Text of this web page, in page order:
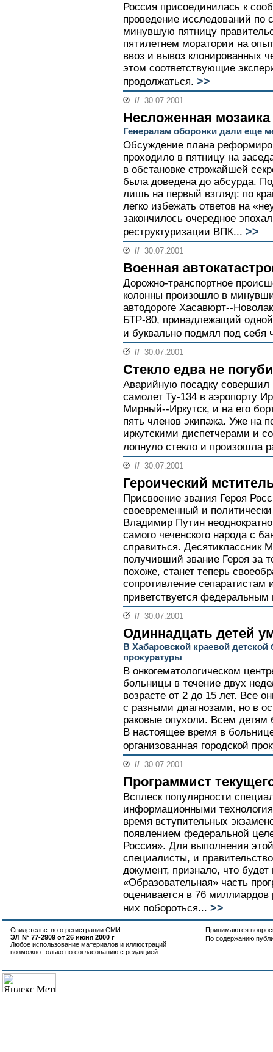
Россия присоединилась к
проведение исследований по
минувшую пятницу
пятилетнем моратории на
ввоз и вывоз клонированных
этом соответствующие
продолжаться. >>
// 30.07.2001
Несложенная мозаика
Генералам оборонки дали еще
Обсуждение плана
проходило в пятницу на
в обстановке строжайшей
была доведена до абсурда.
лишь на первый взгляд: по
легко избежать ответов на
закончилось очередное
реструктуризации ВПК... >>
// 30.07.2001
Военная
Дорожно-транспортное
колонны произошло в
автодороге Хасавюрт--
БТР-80, принадлежащий
и буквально подмял под себя
// 30.07.2001
Стекло едва не
Аварийную посадку совершил
самолет Ту-134 в аэропорту
Мирный--Иркутск, и на его
пять членов экипажа. Уже на
иркутскими диспетчерами и
лопнуло стекло и произошла
// 30.07.2001
Героический
Присвоение звания Героя
своевременный и
Владимир Путин
самого чеченского народа с
справиться. Десятиклассник
получивший звание Героя за
похоже, станет теперь
сопротивление сепаратистам
приветствуется федеральным
// 30.07.2001
Одиннадцать детей
В Хабаровской краевой
прокуратуры
В онкогематологическом
больницы в течение двух
возрасте от 2 до 15 лет. Все
с разными диагнозами, но в
раковые опухоли. Всем детям
В настоящее время в
организованная городской
// 30.07.2001
Программист
Всплеск популярности
информационными
время вступительных
появлением федеральной
Россия». Для выполнения
специалисты, и
документ, признало, что будет
«Образовательная» часть
оценивается в 76
них побороться... >>
Свидетельство о регистрации СМИ:
ЭЛ N° 77-2909 от 26 июня 2000 г
Любое использование материалов и иллюстраций
возможно только по согласованию с редакцией
Принимаются
По содержанию